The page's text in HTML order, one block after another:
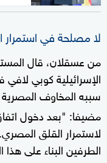
لا مصلحة في استمرار
من عسقلان، قال
الإسرائيلية كوبي لافي
سببه المخاوف
مضيفا: "بعد دخول
لاستمرار القلق
الطرفين البناء على هذا